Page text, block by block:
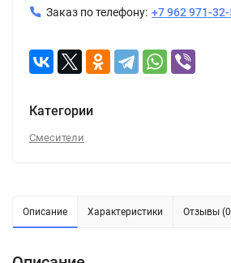
Заказ по телефону: +7 962 971-
Категории
Смесители
Описание Характеристики Отзывы